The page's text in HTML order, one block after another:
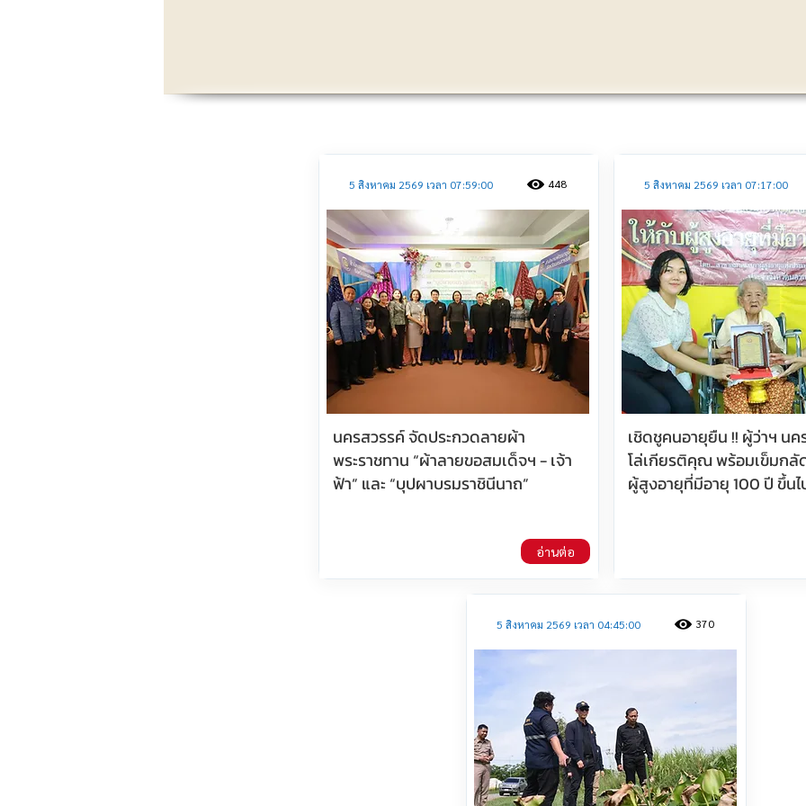
ประชาสัมพันธ์
5 สิงหาคม 2569 เวลา 07:59:00
นครสวรรค์ จัดประกวดลายผ้า
พระราชทาน “ผ้าลายขอสมเด็จฯ - เจ้า
ฟ้า” และ “บุปผาบรมราชินีนาถ”
448
อ่านต่อ
5 สิงหาคม 2569 เวลา 07:17:00
เชิดชูคนอายุยืน !! ผู้ว่าฯ น
โล่เกียรติคุณ พร้อมเข็มก
ผู้สูงอายุที่มีอายุ 100 ปี ขึ้นไ
5 สิงหาคม 2569 เวลา 04:45:00 370